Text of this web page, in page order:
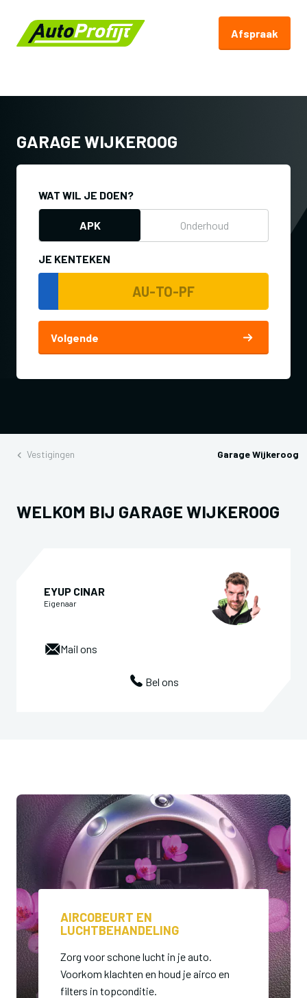
Afspraak
GARAGE WIJKEROOG
WAT WIL JE DOEN?
APK Onderhoud
JE KENTEKEN
Volgende
Vestigingen Garage Wijkeroog
WELKOM BIJ GARAGE WIJKEROOG
EYUP CINAR
Eigenaar
Mail ons
Bel ons
AIRCOBEURT EN
LUCHTBEHANDELING
Zorg voor schone lucht in je auto.
Voorkom klachten en houd je airco en
filters in topconditie.